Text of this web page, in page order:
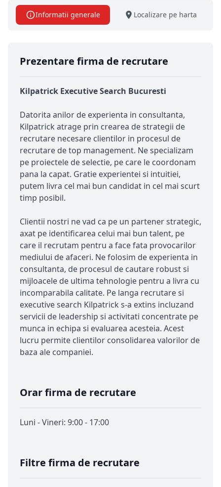
Informatii generale Localizare pe harta
Prezentare firma de recrutare
Kilpatrick Executive Search Bucuresti
Datorita anilor de experienta in consultanta,
Kilpatrick atrage prin crearea de strategii de
recrutare necesare clientilor in procesul de
recrutare de top management. Ne specializam
pe proiectele de selectie, pe care le coordonam
pana la capat. Gratie experientei si intuitiei,
putem livra cel mai bun candidat in cel mai scurt
timp posibil.
Clientii nostri ne vad ca pe un partener strategic,
axat pe identificarea celui mai bun talent, pe
care il recrutam pentru a face fata provocarilor
mediului de afaceri. Ne folosim de experienta in
consultanta, de procesul de cautare robust si
mijloacele de ultima tehnologie pentru a livra cu
incomparabila calitate. Pe langa recrutare si
executive search Kilpatrick s-a extins incluzand
servicii de leadership si activitati concentrate pe
munca in echipa si evaluarea acesteia. Acest
lucru permite clientilor consolidarea valorilor de
baza ale companiei.
Orar firma de recrutare
Luni - Vineri: 9:00 - 17:00
Filtre firma de recrutare